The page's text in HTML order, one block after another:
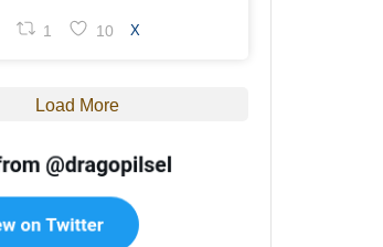
1 10 X
Load More